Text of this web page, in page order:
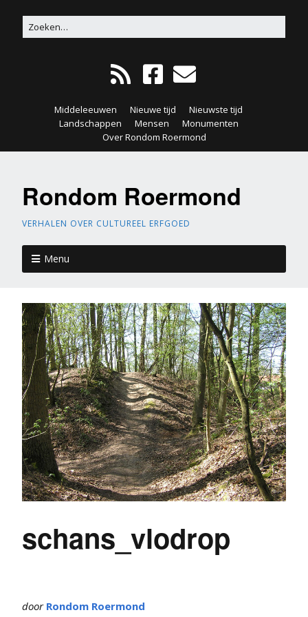
Middeleeuwen Nieuwe tijd
Nieuwste tijd
Landschappen
Mensen
Monumenten
Over Rondom Roermond
Rondom Roermond
VERHALEN OVER CULTUREEL ERFGOED
Menu
schans_vlodrop
door Rondom Roermond